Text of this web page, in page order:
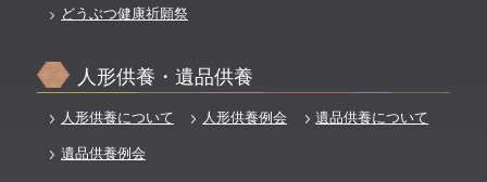
どうぶつ健康祈願祭
人形供養・遺品供養
人形供養について 人形供養例会
遺品供養について
遺品供養例会